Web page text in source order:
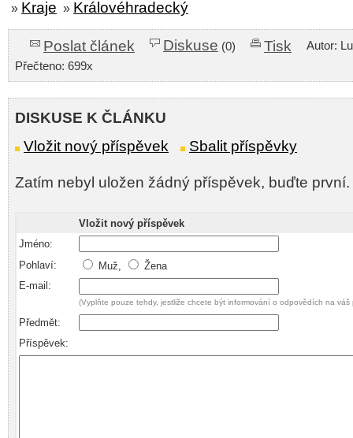
» Kraje » Královéhradecký
Poslat článek Diskuse (0) Tisk
Autor:
Přečteno: 699x
DISKUSE K ČLÁNKU
Vložit nový příspěvek
Sbalit příspěvky
Zatím nebyl uložen žádný příspěvek, buďte první.
Vložit nový příspěvek
Jméno:
Pohlaví:
Muž,
Žena
E-mail:
(Vyplňte pouze tehdy, jestliže chcete být informování o odpovědích na váš
Předmět:
Příspěvek: